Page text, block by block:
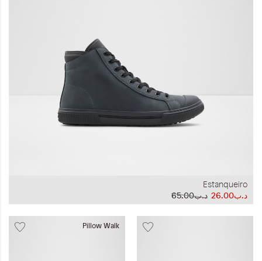
إحياء الطراز الكلاسيكي
ملابس العمل
Leather Collection
Estanqueiro
د.ب65.00
د.ب26.00
Pillow Walk